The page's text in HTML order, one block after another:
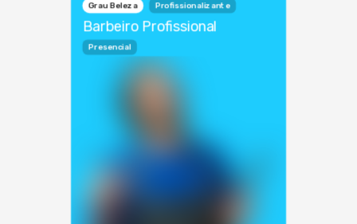
Grau Beleza Profissionalizante
Barbeiro Profissional
Presencial